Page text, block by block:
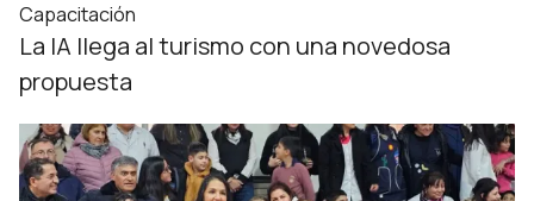
Capacitación
La IA llega al turismo con una novedosa
propuesta